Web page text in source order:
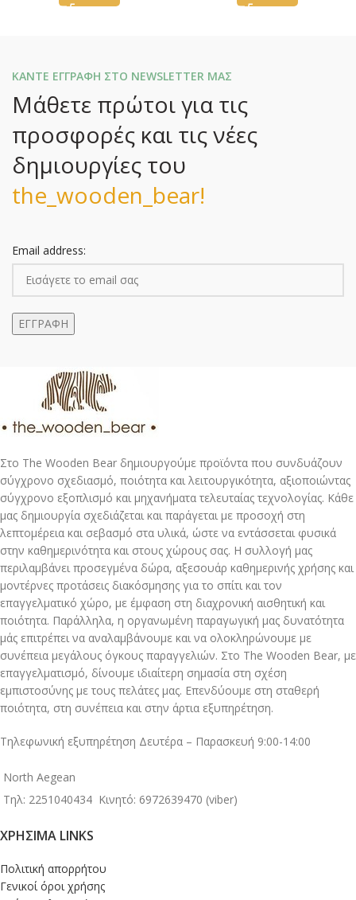
ΚΑΝΤΕ ΕΓΓΡΑΦΗ ΣΤΟ NEWSLETTER ΜΑΣ
Μάθετε πρώτοι για τις
προσφορές και τις νέες
δημιουργίες του
the_wooden_bear!
Email address:
Στο The Wooden Bear δημιουργούμε προϊόντα που συνδυάζουν
σύγχρονο σχεδιασμό, ποιότητα και λειτουργικότητα, αξιοποιώντας
σύγχρονο εξοπλισμό και μηχανήματα τελευταίας τεχνολογίας. Κάθε
μας δημιουργία σχεδιάζεται και παράγεται με προσοχή στη
λεπτομέρεια και σεβασμό στα υλικά, ώστε να εντάσσεται φυσικά
στην καθημερινότητα και στους χώρους σας. Η συλλογή μας
περιλαμβάνει προσεγμένα δώρα, αξεσουάρ καθημερινής χρήσης και
μοντέρνες προτάσεις διακόσμησης για το σπίτι και τον
επαγγελματικό χώρο, με έμφαση στη διαχρονική αισθητική και
ποιότητα. Παράλληλα, η οργανωμένη παραγωγική μας δυνατότητα
μάς επιτρέπει να αναλαμβάνουμε και να ολοκληρώνουμε με
συνέπεια μεγάλους όγκους παραγγελιών. Στο The Wooden Bear, με
επαγγελματισμό, δίνουμε ιδιαίτερη σημασία στη σχέση
εμπιστοσύνης με τους πελάτες μας. Επενδύουμε στη σταθερή
ποιότητα, στη συνέπεια και στην άρτια εξυπηρέτηση.
Τηλεφωνική εξυπηρέτηση Δευτέρα – Παρασκευή 9:00-14:00
North Aegean
Τηλ: 2251040434 Κινητό: 6972639470 (viber)
ΧΡΉΣΙΜΑ LINKS
Πολιτική απορρήτου
Γενικοί όροι χρήσης